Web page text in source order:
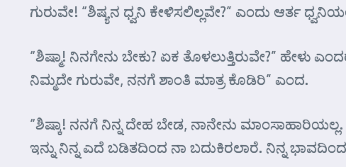
ಗುರುವೇ! “ಶಿಷ್ಯನ ಧ್ವನಿ ಕೇಳಿಸಲಿಲ್ಲವೇ?” ಎಂದು ಆರ್ತ
“ಶಿಷ್ಮಾ! ನಿನಗೇನು ಬೇಕು? ಏಕ ತೊಳಲುತ್ತಿರುವೇ?” ಹೇಳು
ನಿಮ್ಮದೇ ಗುರುವೇ, ನನಗೆ ಶಾಂತಿ ಮಾತ್ರ ಕೊಡಿರಿ” ಎಂದ.
“ಶಿಷ್ಕಾ! ನನಗೆ ನಿನ್ನ ದೇಹ ಬೇಡ, ನಾನೇನು
ಇನ್ನು ನಿನ್ನ ಎದೆ ಬಡಿತದಿಂದ ನಾ ಬದುಕಿರಲಾರೆ. ನಿನ್ನ